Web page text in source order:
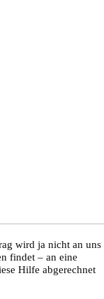
wird ja nicht an uns
findet – an eine
Hilfe abgerechnet